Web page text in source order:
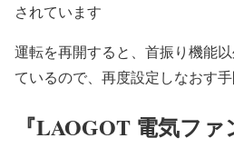
されています
運転を再開すると、首振り機能
ているので、再度設定しなおす
『LAOGOT 電気フ